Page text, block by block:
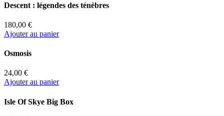
Descent : légendes des ténèbres
180,00 €
Ajouter au panier
Osmosis
24,00 €
Ajouter au panier
Isle Of Skye Big Box